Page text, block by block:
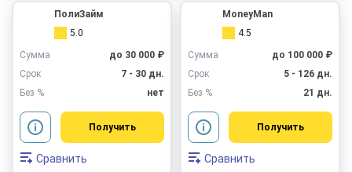
ПолиЗайм
5.0
Сумма
до 30 000 ₽
Срок
7 - 30 дн.
Без %
нет
Получить
Сравнить
MoneyMan
4.5
Сумма
до 100 000 ₽
Срок
5 - 126 дн.
Без %
21 дн.
Получить
Сравнить